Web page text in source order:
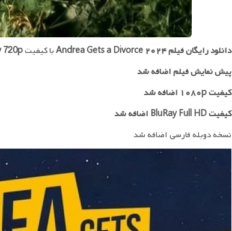
دانلود رایگان فیلمAndrea Gets a Divorce ۲۰۲۴با کیفیت720p
پیش نمایش فیلم اضافه شد
کیفیت ۱۰۸۰p اضافه شد
کیفیت BluRay Full HD اضافه شد
نسخه دوبله فارسی اضافه شد